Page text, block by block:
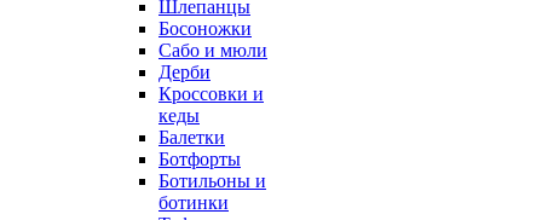
Шлепанцы
Босоножки
Сабо и мюли
Дерби
Кроссовки и
кеды
Балетки
Ботфорты
Ботильоны и
ботинки